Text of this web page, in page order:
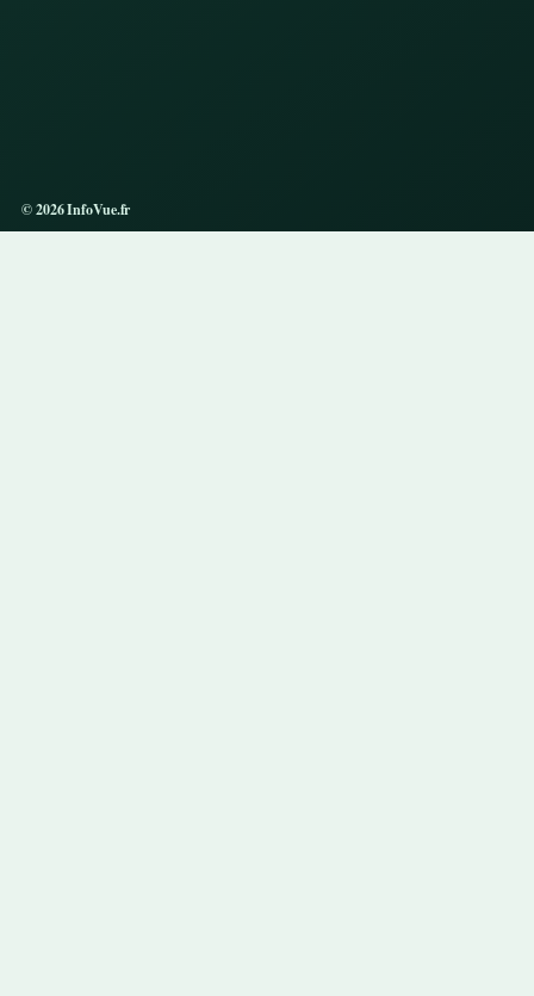
© 2026 InfoVue.fr